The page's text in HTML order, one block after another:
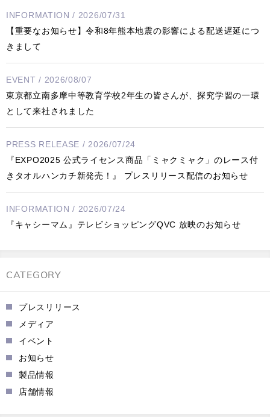
INFORMATION / 2026/07/31
【重要なお知らせ】令和8年熊本地震の影響による配送遅延につ
きまして
EVENT / 2026/08/07
東京都立南多摩中等教育学校2年生の皆さんが、探究学習の一環
として来社されました
PRESS RELEASE / 2026/07/24
『EXPO2025 公式ライセンス商品「ミャクミャク」のレース付
きタオルハンカチ新発売！』 プレスリリース配信のお知らせ
INFORMATION / 2026/07/24
『キャシーマム』テレビショッピングQVC 放映のお知らせ
CATEGORY
プレスリリース
メディア
イベント
お知らせ
製品情報
店舗情報